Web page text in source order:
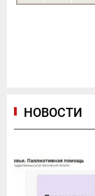
НОВОСТИ